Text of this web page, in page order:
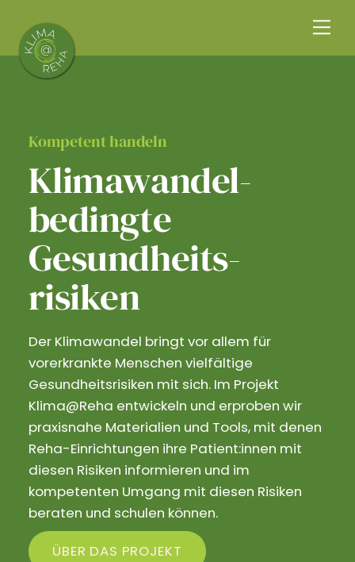
content
Kompetent handeln
Klimawandel­
bedingte
Gesundheits­
risiken
Der Klimawandel bringt vor allem für
vorerkrankte Menschen vielfältige
Gesundheitsrisiken mit sich. Im Projekt
Klima@Reha entwickeln und erproben wir
praxisnahe Materialien und Tools, mit denen
Reha-Einrichtungen ihre Patient:innen mit
diesen Risiken informieren und im
kompetenten Umgang mit diesen Risiken
beraten und schulen können.
ÜBER DAS PROJEKT